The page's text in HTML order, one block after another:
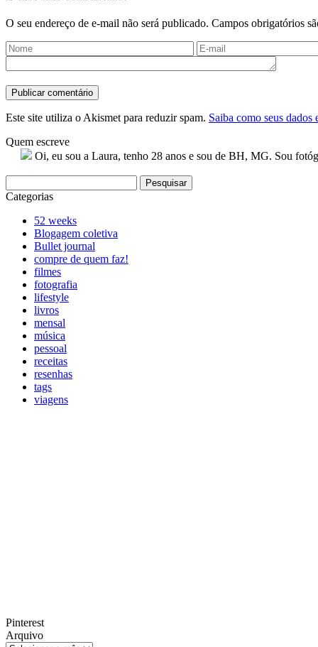
O seu endereço de e-mail não será publicado. Campos obrigatórios
Este site utiliza o Akismet para reduzir spam. Saiba como seus dados
Quem escreve
Oi, eu sou a Laura, tenho 28 anos e sou de BH, MG. Sou
por:
Categorias
52 weeks
Blogagem coletiva
Bullet journal
compre de quem faz!
filmes
fotografia
lifestyle
livros
mensal
música
pessoal
receitas
resenhas
tags
viagens
Pinterest
Arquivo